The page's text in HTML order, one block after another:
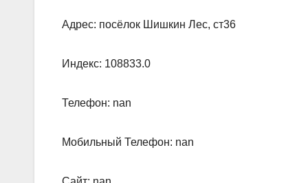
Адрес: посёлок Шишкин Лес, ст36
Индекс: 108833.0
Телефон: nan
Мобильный Телефон: nan